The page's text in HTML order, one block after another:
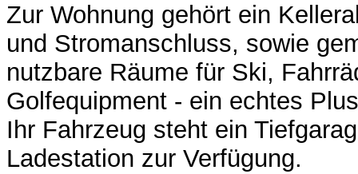
Zur Wohnung gehört ein
und Stromanschluss, sowie
nutzbare Räume für Ski,
Golfequipment - ein echtes
Ihr Fahrzeug steht ein
Ladestation zur Verfügung.